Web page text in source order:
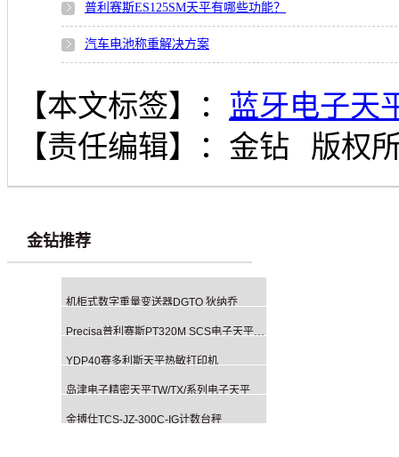
普利赛斯ES125SM天平有哪些功能？
汽车电池称重解决方案
【本文标签】： 蓝牙电子天
【责任编辑】： 金钻 版权
金钻推荐
机柜式数字重量变送器DGTQ 狄纳乔
YDP40赛多利斯天平热敏打印机
岛津电子精密天平TW/TX/系列电子天平
金搏仕TCS-JZ-300C-IG计数台秤